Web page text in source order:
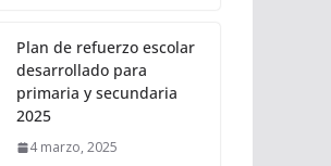
Plan de refuerzo escolar
desarrollado para
primaria y secundaria
2025
4 marzo, 2025